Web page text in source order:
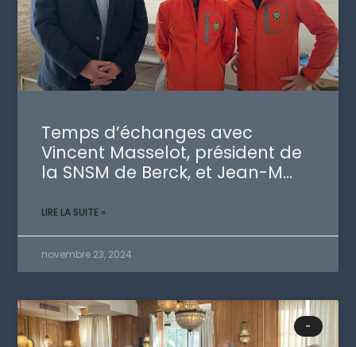
Temps d’échanges avec
Vincent Masselot, président de
la SNSM de Berck, et Jean-M…
LIRE LA SUITE »
novembre 23, 2024
-